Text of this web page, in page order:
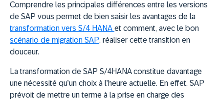
Comprendre les principales différences entre les versions
de SAP vous permet de bien saisir les avantages de la
transformation vers S/4 HANA et comment, avec le bon
scénario de migration SAP, réaliser cette transition en
douceur.
La transformation de SAP S/4HANA constitue davantage
une nécessité qu’un choix à l’heure actuelle. En effet, SAP
prévoit de mettre un terme à la prise en charge des